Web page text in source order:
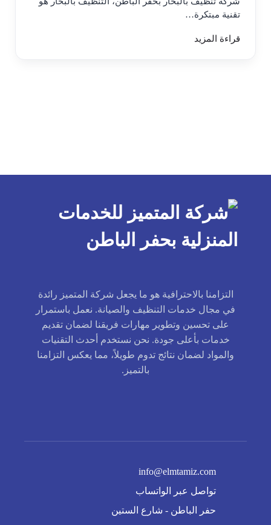
تقنية مبتكرة…
قراءة المزيد
التزامنا بالاحترافية هو ما يجعل شركة المتميز رائدة
في مجال خدمات التنظيف والصيانة. نعمل باستمرار
على تحسين وتطوير مهارات فريقنا لضمان تقديم
خدمات بأعلى جودة. نحن نستخدم أحدث التقنيات
والمواد لضمان نتائج تدوم طويلاً، مما يعكس التزامنا
بالتميز.
info@elmtamiz.com
تواصل عبر الواتساب
حفر الباطن - شارع الستين